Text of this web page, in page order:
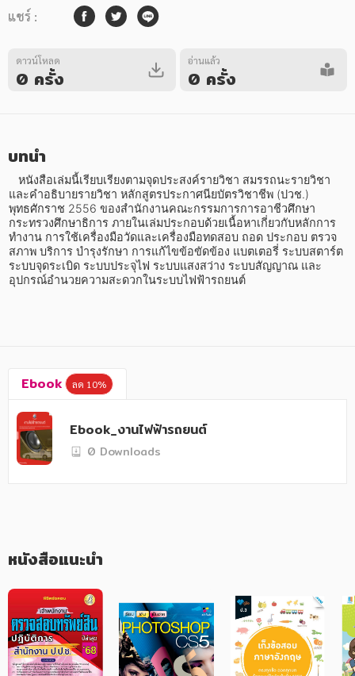
หมวดหมู่ยอดนิยม
หนังสือออกใหม่ หนังสือยอดนิยม หนังสือเช่า
อีบุ๊กอ่านฟรี
หมวดหมู่หนังสือ
อาหาร สุขภาพ การแพทย์
ศิลปะ บันเทิง กีฬา ท่องเที่ยว
สังคม วัฒนธรรม การปกครอง ศาสนาและปรัชญา
ศาสนา และปรัชญา
นิตยสาร หนังสือพิมพ์
ครอบครัว
วรรณกรรม
หนังสือเด็ก
การพัฒนาตนเอง
ความรู้ทั่วไป
แชร์ :
ดาวน์โหลด
0 ครั้ง
อ่านแล้ว
0 ครั้ง
บทนำ
และคำอธิบายรายวิชา หลักสูตรประกาศนียบัตรวิชาชีพ (ปวช.)
พุทธศักราช 2556 ของสำนักงานคณะกรรมการการอาชีวศึกษา
กระทรวงศึกษาธิการ ภายในเล่มประกอบด้วยเนื้อหาเกี่ยวกับหลักการ
ทำงาน การใช้เครื่องมือวัดและเครื่องมือทดสอบ ถอด ประกอบ ตรวจ
สภาพ บริการ บำรุงรักษา การแก้ไขข้อขัดข้อง แบตเตอรี่ ระบบสตาร์ต
ระบบจุดระเบิด ระบบประจุไฟ ระบบแสงสว่าง ระบบสัญญาณ และ
อุปกรณ์อำนวยความสะดวกในระบบไฟฟ้ารถยนต์
Ebook ลด 10%
Ebook_งานไฟฟ้ารถยนต์
0 Downloads
หนังสือแนะนำ